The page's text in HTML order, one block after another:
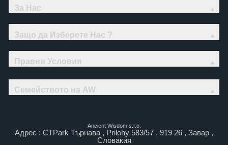
За Нас
Защо да Изберете Нас ?
Правни Условия
Семейството на AW
Ancient Wisdom s.r.o.
Адрес : CTPark Търнава , Prilohy 583/57 , 919 26 , Завар ,
Словакия